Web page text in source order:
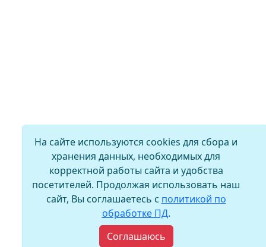
На сайте используются cookies для сбора и
хранения данных, необходимых для
корректной работы сайта и удобства
посетителей. Продолжая использовать наш
сайт, Вы соглашаетесь с политикой по
обработке ПД.
Соглашаюсь